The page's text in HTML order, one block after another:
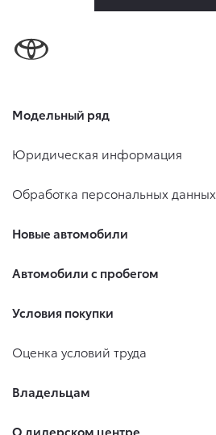
Модельный ряд
Юридическая информация
Обработка персональных данных
Новые автомобили
Автомобили с пробегом
Условия покупки
Оценка условий труда
Владельцам
О дилерском центре